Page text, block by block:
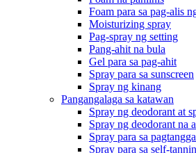
Foam para sa pag-alis
Moisturizing spray
Pag-spray ng setting
Pang-ahit na bula
Gel para sa pag-ahit
Spray para sa sunscreen
Spray ng kinang
Pangangalaga sa katawan
Spray ng deodorant at
Spray ng deodorant na
Spray para sa
Spray para sa self-